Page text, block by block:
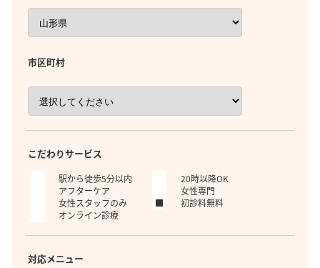
市区町村
こだわりサービス
駅から徒歩5分以内
20時以降OK
アフターケア
女性専門
女性スタッフのみ
初診料無料
オンライン診療
対応メニュー